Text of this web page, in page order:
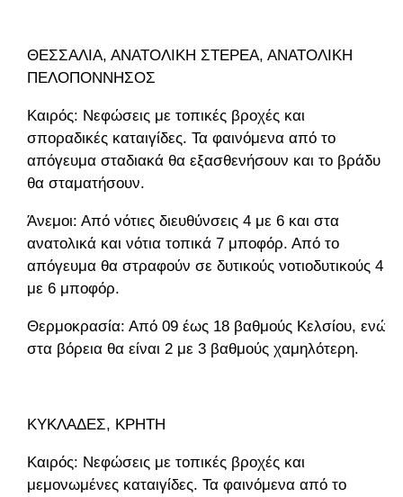
ΘΕΣΣΑΛΙΑ, ΑΝΑΤΟΛΙΚΗ ΣΤΕΡΕΑ, ΑΝΑΤΟΛΙΚΗ
ΠΕΛΟΠΟΝΝΗΣΟΣ
Καιρός: Νεφώσεις με τοπικές βροχές και
σποραδικές καταιγίδες. Τα φαινόμενα από το
απόγευμα σταδιακά θα εξασθενήσουν και το βράδυ
θα σταματήσουν.
Άνεμοι: Από νότιες διευθύνσεις 4 με 6 και στα
ανατολικά και νότια τοπικά 7 μποφόρ. Από το
απόγευμα θα στραφούν σε δυτικούς νοτιοδυτικούς 4
με 6 μποφόρ.
Θερμοκρασία: Από 09 έως 18 βαθμούς Κελσίου, ενώ
στα βόρεια θα είναι 2 με 3 βαθμούς χαμηλότερη.
ΚΥΚΛΑΔΕΣ, ΚΡΗΤΗ
Καιρός: Νεφώσεις με τοπικές βροχές και
μεμονωμένες καταιγίδες. Τα φαινόμενα από το